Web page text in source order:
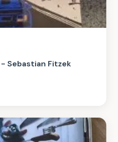
Sebastian Fitzek